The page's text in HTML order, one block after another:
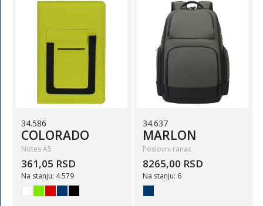
34.586
COLORADO
Notes A5
361,05 RSD
Na stanju: 4.579
34.637
MARLON
Poslovni ranac
8265,00 RSD
Na stanju: 6